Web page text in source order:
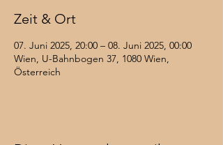
Zeit & Ort
07. Juni 2025, 20:00 – 08. Juni 2025, 00:00
Wien, U-Bahnbogen 37, 1080 Wien,
Österreich